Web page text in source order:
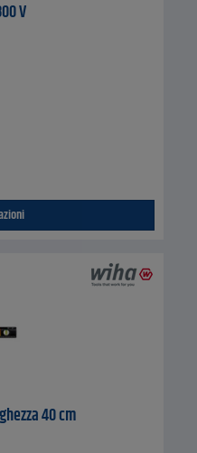
V
40 cm